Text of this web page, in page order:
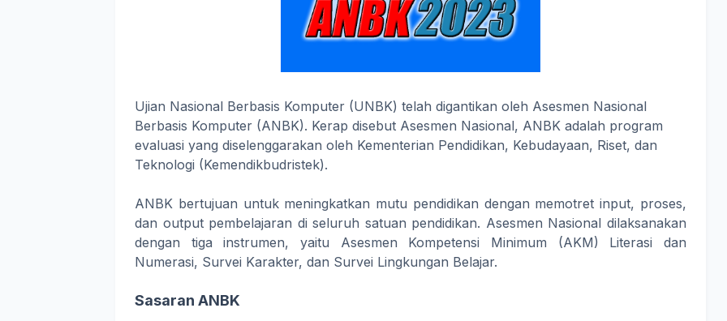
Ujian Nasional Berbasis Komputer (UNBK) telah digantikan oleh Asesmen Nasional
Berbasis Komputer (ANBK). Kerap disebut Asesmen Nasional, ANBK adalah program
evaluasi yang diselenggarakan oleh Kementerian Pendidikan, Kebudayaan, Riset, dan
Teknologi (Kemendikbudristek).
ANBK bertujuan untuk meningkatkan mutu pendidikan dengan memotret input, proses,
dan output pembelajaran di seluruh satuan pendidikan. Asesmen Nasional dilaksanakan
dengan tiga instrumen, yaitu Asesmen Kompetensi Minimum (AKM) Literasi dan
Numerasi, Survei Karakter, dan Survei Lingkungan Belajar.
Sasaran ANBK